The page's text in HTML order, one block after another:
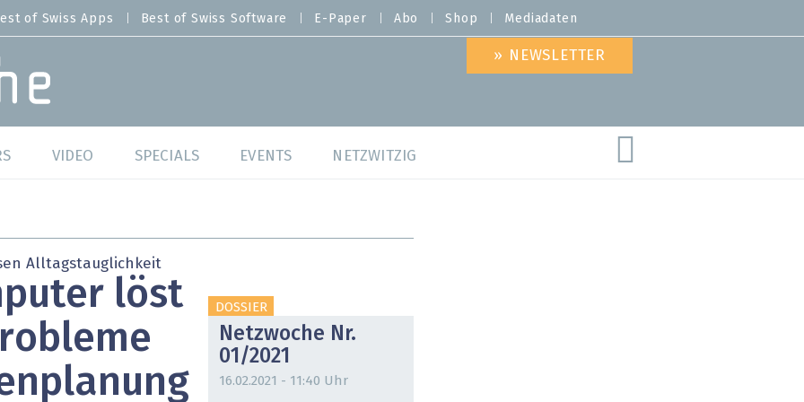
of Swiss Apps Best of Swiss Software E-Paper Abo Shop Mediadaten
» NEWSLETTER
Swiss Software
Hana
VIDEO SPECIALS
Cybersecurity
IT for Gov
Cloud & Managed Services
EVENTS
Best of Swiss Software
NETZWITZIG
Alltagstauglichkeit
löst
DOSSIER
Netzwoche Nr.
01/2021
16.02.2021 - 11:40 Uhr